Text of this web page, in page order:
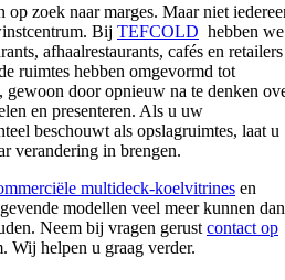
op zoek naar marges. Maarniet
. Bij TEFCOLD hebben we
afhaalrestaurants, cafés en retailers
ruimtes hebben omgevormd tot
gewoon dooropnieuw na te denken
en presenteren. Als u uw
beschouwt als opslagruimtes, laat u
verandering in brengen.
multideck-koelvitrines en
modellen veel meer kunnen dan
. Neem bij vragen gerust contact op
Wij helpen u graag verder.